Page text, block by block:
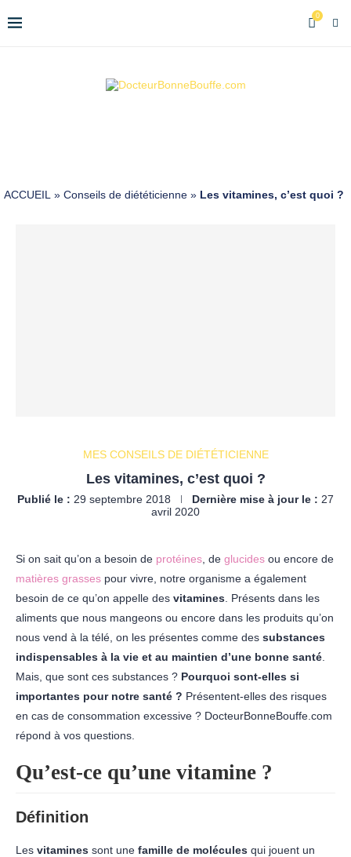
0
ACCUEIL » Conseils de diététicienne » Les vitamines, c’est quoi ?
MES CONSEILS DE DIÉTÉTICIENNE
Les vitamines, c’est quoi ?
Publié le : 29 septembre 2018 Dernière mise à jour le : 27
avril 2020
Si on sait qu’on a besoin de protéines , de glucides ou encore de
matières grasses pour vivre, notre organisme a également
besoin de ce qu’on appelle des vitamines . Présents dans les
aliments que nous mangeons ou encore dans les produits qu’on
nous vend à la télé, on les présentes comme des substances
indispensables à la vie et au maintien d’une bonne santé
Mais, que sont ces substances ? Pourquoi sont-elles si
importantes pour notre santé ? Présentent-elles des risques
en cas de consommation excessive ? DocteurBonneBouffe.com
répond à vos questions.
Qu’est-ce qu’une vitamine ?
Définition
Les vitamines sont une famille de molécules qui jouent un